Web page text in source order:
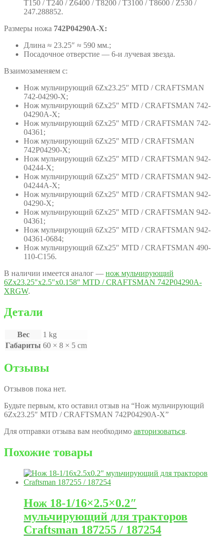
T150 / T240 / Z6400 / T8200 / T3100 / T8600 / Z530 /
247.288852.
Размеры ножа 742P04290A-X:
Длина ≈ 23.25″ ≈ 590 мм.;
Посадочное отверстие — 6-и лучевая звезда.
Взаимозаменяем с:
Нож мульчирующий 6Zх23.25″ MTD / CRAFTSMAN
742-04290-X;
Нож мульчирующий 6Zх25″ MTD / CRAFTSMAN 742-
04290A-X;
Нож мульчирующий 6Zх25″ MTD / CRAFTSMAN 742-
04361;
Нож мульчирующий 6Zх25″ MTD / CRAFTSMAN
742P04290-X;
Нож мульчирующий 6Zх25″ MTD / CRAFTSMAN 942-
04244-X;
Нож мульчирующий 6Zх25″ MTD / CRAFTSMAN 942-
04244A-X;
Нож мульчирующий 6Zх25″ MTD / CRAFTSMAN 942-
04290-X;
Нож мульчирующий 6Zх25″ MTD / CRAFTSMAN 942-
04361;
Нож мульчирующий 6Zх25″ MTD / CRAFTSMAN 942-
04361-0684;
Нож мульчирующий 6Zх25″ MTD / CRAFTSMAN 490-
110-C156.
В наличии имеется аналог — нож мульчирующий
6Zх23.25″х2.5″х0.158″ MTD / CRAFTSMAN 742P04290A-
XRGW.
Детали
Вес
1 kg
Габариты 60 × 8 × 5 cm
Отзывы
Отзывов пока нет.
Будьте первым, кто оставил отзыв на “Нож мульчирующий
6Zх23.25″ MTD / CRAFTSMAN 742P04290A-X”
Для отправки отзыва вам необходимо авторизоваться.
Похожие товары
Нож 18-1/16×2.5×0.2″
мульчирующий для тракторов
Craftsman 187255 / 187254